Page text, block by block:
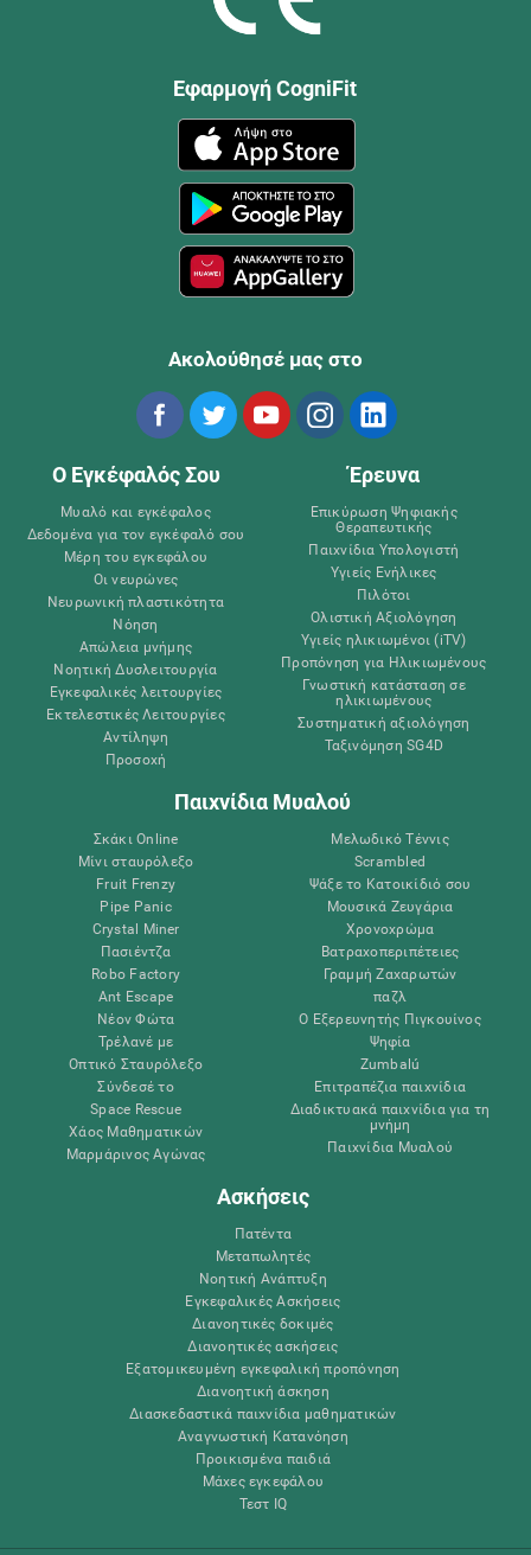
Εφαρμογή CogniFit
Ακολούθησέ μας στο
Ο Εγκέφαλός Σου
Μυαλό και εγκέφαλος
Δεδομένα για τον εγκέφαλό σου
Μέρη του εγκεφάλου
Οι νευρώνες
Νευρωνική πλαστικότητα
Νόηση
Απώλεια μνήμης
Νοητική Δυσλειτουργία
Εγκεφαλικές λειτουργίες
Εκτελεστικές Λειτουργίες
Αντίληψη
Προσοχή
Έρευνα
Επικύρωση Ψηφιακής
Θεραπευτικής
Παιχνίδια Υπολογιστή
Υγιείς Ενήλικες
Πιλότοι
Ολιστική Αξιολόγηση
Υγιείς ηλικιωμένοι (iTV)
Προπόνηση για Ηλικιωμένους
Γνωστική κατάσταση σε
ηλικιωμένους
Συστηματική αξιολόγηση
Ταξινόμηση SG4D
Παιχνίδια Μυαλού
Σκάκι Online
Μίνι σταυρόλεξο
Fruit Frenzy
Pipe Panic
Crystal Miner
Πασιέντζα
Robo Factory
Ant Escape
Νέον Φώτα
Τρέλανέ με
Οπτικό Σταυρόλεξο
Σύνδεσέ το
Space Rescue
Χάος Μαθηματικών
Μαρμάρινος Αγώνας
Μελωδικό Τέννις
Scrambled
Ψάξε το Κατοικίδιό σου
Μουσικά Ζευγάρια
Χρονοχρώμα
Βατραχοπεριπέτειες
Γραμμή Ζαχαρωτών
παζλ
Ο Εξερευνητής Πιγκουίνος
Ψηφία
Zumbalú
Επιτραπέζια παιχνίδια
Διαδικτυακά παιχνίδια για τη
μνήμη
Παιχνίδια Μυαλού
Ασκήσεις
Πατέντα
Μεταπωλητές
Νοητική Ανάπτυξη
Εγκεφαλικές Ασκήσεις
Διανοητικές δοκιμές
Διανοητικές ασκήσεις
Εξατομικευμένη εγκεφαλική προπόνηση
Διανοητική άσκηση
Διασκεδαστικά παιχνίδια μαθηματικών
Αναγνωστική Κατανόηση
Προικισμένα παιδιά
Μάχες εγκεφάλου
Τεστ IQ